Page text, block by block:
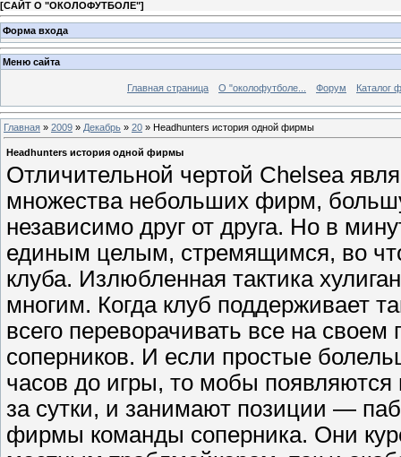
[САЙТ О "ОКОЛОФУТБОЛЕ"]
Форма входа
Меню сайта
Главная страница О "околофутболе... Форум Каталог
Главная » 2009 » Декабрь » 20 » Headhunters история одной фирмы
Headhunters история одной фирмы
Отличительной чертой Chelsea
множества небольших фирм,
независимо друг от друга. Но в
единым целым, стремящимся, во
клуба. Излюбленная тактика
многим. Когда клуб поддерживает
всего переворачивать все на своем
соперников. И если простые
часов до игры, то мобы
за сутки, и занимают позиции —
фирмы команды соперника. Они